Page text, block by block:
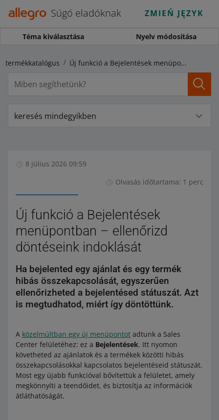
Súgó eladóknak ZMIEŃ JĘZYK
Téma kiválasztása Nyelv módosítása
termékkatalógus Új funkció a Bejelentések menüpontban – ellenőrizd döntéseink indoklását
keresés mindegyikben
8 július 2026 09:59
Olvasás időtartama: 1 perc
Új funkció a Bejelentések
menüpontban – ellenőrizd
döntéseink indoklását
Ha bejelented egy ajánlat és egy termék
hibás összekapcsolását, egyszerűen
ellenőrizheted a bejelentésed státuszát. Azt
is megtudhatod, miért így döntöttünk.
A közelmúltban egy új menüpontot adtunk a Sales
Center felületéhez: ez a Bejelentések. Itt nyomon
követheted az ajánlatok és a termékek közötti hibás
összekapcsolásokkal kapcsolatos bejelentéseid státuszát.
Most egy újabb funkcióval bővítettük a felületet, amely
megkönnyíti a teendőidet, és biztosítja az információk
átláthatóságát.